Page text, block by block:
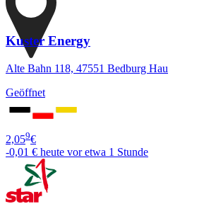
Kuster Energy
Alte Bahn 118, 47551 Bedburg Hau
Geöffnet
2,059€
-0,01 € heute vor etwa 1 Stunde